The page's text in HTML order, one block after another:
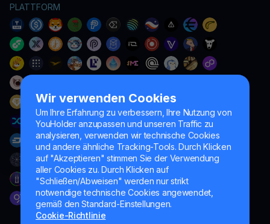
Wir verwenden Cookies
Um Ihre Erfahrung zu verbessern, Ihre Nutzung von
YouHolder anzupassen und unseren Traffic zu
analysieren, verwenden wir technische Cookies
und andere ähnliche Tracking-Tools. Durch Klicken
auf "Akzeptieren" stimmen Sie der Verwendung
aller Cookies zu. Durch Klicken auf
"Schließen/Abweisen" werden nur strikt
notwendige technische Cookies angewendet,
gemäß den Standard-Einstellungen.
Cookie-Richtlinie
PLATTFORM